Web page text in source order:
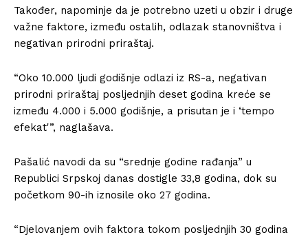
Također, napominje da je potrebno uzeti u obzir i druge
važne faktore, između ostalih, odlazak stanovništva i
negativan prirodni priraštaj.
“Oko 10.000 ljudi godišnje odlazi iz RS-a, negativan
prirodni priraštaj posljednjih deset godina kreće se
između 4.000 i 5.000 godišnje, a prisutan je i ‘tempo
efekat'”, naglašava.
Pašalić navodi da su “srednje godine rađanja” u
Republici Srpskoj danas dostigle 33,8 godina, dok su
početkom 90-ih iznosile oko 27 godina.
“Djelovanjem ovih faktora tokom posljednjih 30 godina